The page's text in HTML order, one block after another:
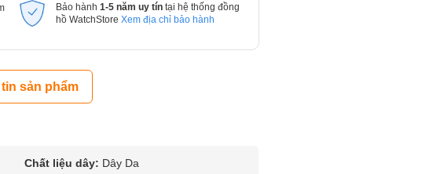
Bảo hành 1-5 năm uy tín tại hệ thống đồng
hồ WatchStore Xem địa chỉ bảo hành
sản phẩm
Chất liệu dây: Dây Da